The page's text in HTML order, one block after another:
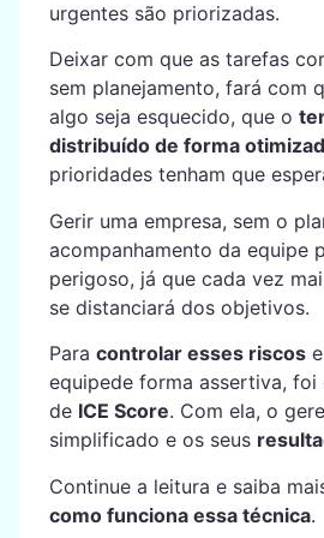
urgentes são priorizadas.
Deixar com que as tarefas
sem planejamento, fará com
algo seja esquecido, que o
distribuído de forma
prioridades tenham que
Gerir uma empresa, sem o
acompanhamento da equipe
perigoso, já que cada vez
se distanciará dos objetivos.
Para controlar esses riscose
equipede forma assertiva, foi
de ICE Score. Com ela, o
simplificado e os seus
Continue a leitura e saiba
como funciona essa técnica.